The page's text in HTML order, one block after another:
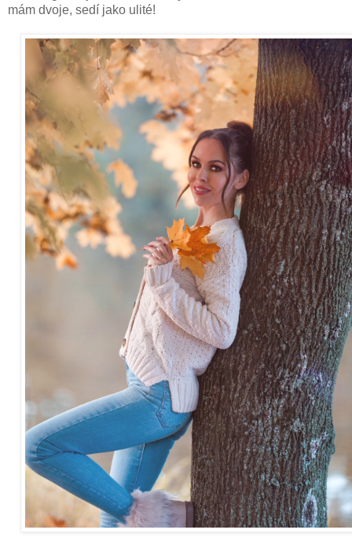
mám dvoje, sedí jako ulité!